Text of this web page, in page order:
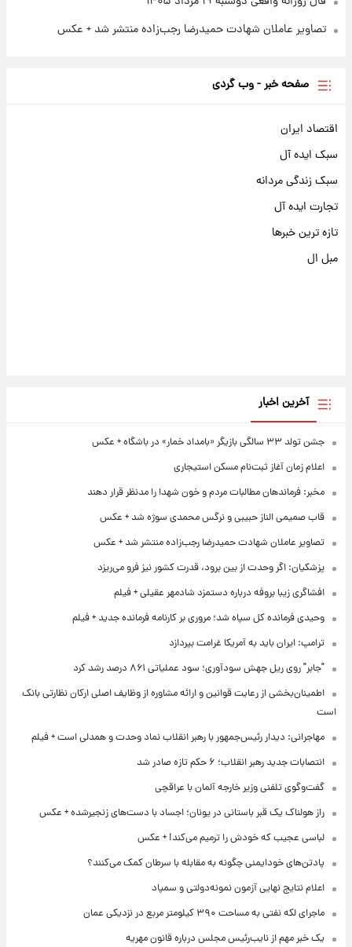
تصاویر عاملان شهادت حمیدرضا رجب‌زاده منتشر شد + عکس
صفحه خبر - وب گردی
اقتصاد ایران
سبک ایده آل
سبک زندگی مردانه
تجارت ایده آل
تازه ترین خبرها
مبل ال
آخرین اخبار
جشن تولد ۳۳ سالگی بازیگر «بامداد خمار» در باشگاه + عکس
اعلام زمان آغاز ثبت‌نام مسکن استیجاری
مخبر: فرماندهان مطالبات مردم و خون شهدا را مدنظر قرار دهند
قاب صمیمی الناز حبیبی و نرگس محمدی سوژه شد + عکس
تصاویر عاملان شهادت حمیدرضا رجب‌زاده منتشر شد + عکس
پزشکیان: اگر وحدت از بین برود، قدرت کشور نیز فرو می‌ریزد
افشاگری زیبا بروفه درباره دستمزد شادمهر عقیلی + فیلم
وحیدی فرمانده کل سپاه شد؛ مروری بر کارنامه فرمانده جدید + فیلم
ترامپ: ایران باید به آمریکا غرامت بپردازد
"جابر" روی ریل جهش سودآوری؛ سود عملیاتی ۸۶۱ درصد رشد کرد
اطمینان‌بخشی از رعایت قوانین و ارائه مشاوره از وظایف اصلی ارکان نظارتی بانک
است
مهاجرانی: دیدار رئیس‌جمهور با رهبر انقلاب نماد وحدت و همدلی است + فیلم
انتصابات جدید رهبر انقلاب؛ ۶ حکم تازه صادر شد
گفت‌وگوی تلفنی وزیر خارجه آلمان با عراقچی
راز هولناک یک قبر باستانی در یونان؛ اجساد با دست‌های زنجیرشده + عکس
لباسی عجیب که خودش را ترمیم می‌کند! + عکس
پادتن‌های خودایمنی چگونه به مقابله با سرطان کمک می‌کنند؟
اعلام نتایج نهایی آزمون نمونه‌دولتی و سمپاد
ماجرای لکه نفتی به مساحت ۳۹۰ کیلومتر مربع در نزدیکی عمان
یک خبر مهم از نایب‌رئیس مجلس درباره قانون مهریه